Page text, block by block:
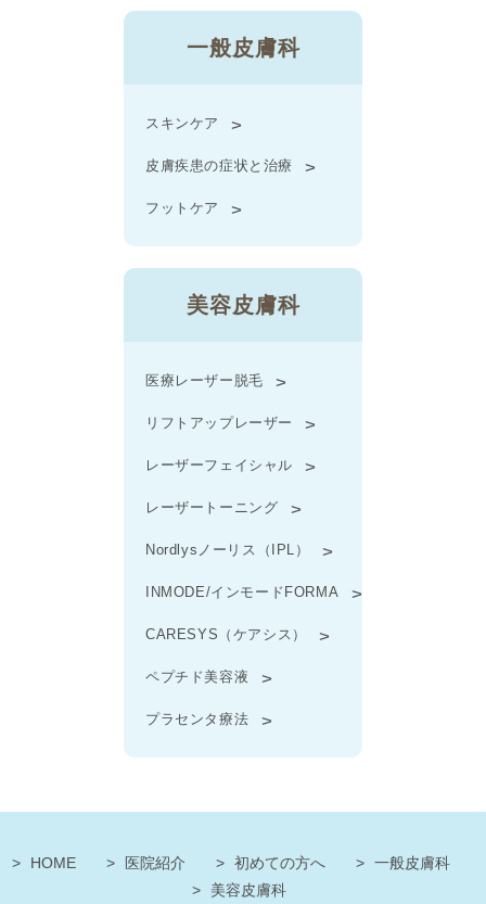
一般皮膚科
スキンケア
皮膚疾患の症状と治療
フットケア
美容皮膚科
医療レーザー脱毛
リフトアップレーザー
レーザーフェイシャル
レーザートーニング
Nordlysノーリス（IPL）
INMODE/インモードFORMA
CARESYS（ケアシス）
ペプチド美容液
プラセンタ療法
HOME 医院紹介 初めての方へ
一般皮膚科
美容皮膚科